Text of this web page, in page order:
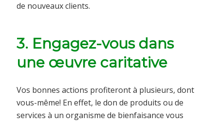
de nouveaux clients.
3. Engagez-vous dans
une œuvre caritative
Vos bonnes actions profiteront à plusieurs, dont
vous-même! En effet, le don de produits ou de
services à un organisme de bienfaisance vous